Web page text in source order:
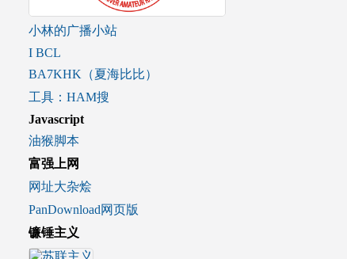
小林的广播小站
I BCL
BA7KHK（夏海比比）
工具：HAM搜
Javascript
油猴脚本
富强上网
网址大杂烩
PanDownload网页版
镰锤主义